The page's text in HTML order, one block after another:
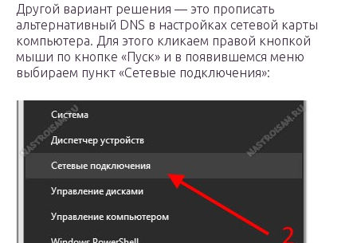
Другой вариант решения — это прописать
альтернативный DNS в настройках сетевой карты
компьютера. Для этого кликаем правой кнопкой
мыши по кнопке «Пуск» и в появившемся меню
выбираем пункт «Сетевые подключения»: